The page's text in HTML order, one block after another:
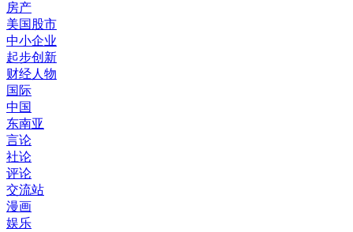
房产
美国股市
中小企业
起步创新
财经人物
国际
中国
东南亚
言论
社论
评论
交流站
漫画
娱乐